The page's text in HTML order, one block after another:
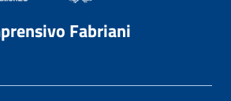
Fabriani